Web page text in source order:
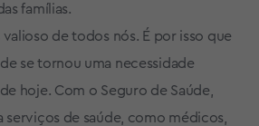
famílias.
valioso de todos nós. É por isso que
se tornou uma necessidade
hoje. Com o Seguro de Saúde,
serviços de saúde, como médicos,